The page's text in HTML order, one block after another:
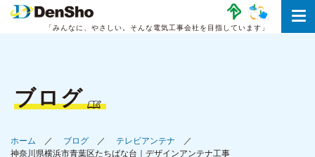
「みんなに、やさしい。 そんな電気工事会社を目指しています」
ブログ
ホーム ブログ
テレビアンテナ
神奈川県横浜市青葉区たちばな台｜デザインアンテナ工事